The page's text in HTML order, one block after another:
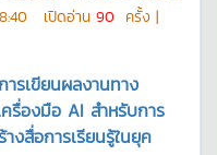
เปิดอ่าน 90 ครั้ง |
รเขียนผลงานทาง
รื่องมือ AI สำหรับการ
งสื่อการเรียนรู้ในยุค